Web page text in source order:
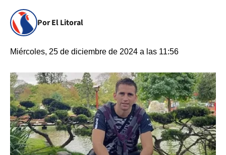
Por El Litoral
Miércoles, 25 de diciembre de 2024 a las 11:56